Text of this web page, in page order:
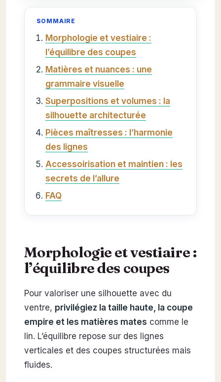
SOMMAIRE
Morphologie et vestiaire :
l’équilibre des coupes
Matières et nuances : une
grammaire visuelle
Superpositions et volumes : la
silhouette architecturée
Pièces maîtresses : l’harmonie
des lignes
Accessoirisation et maintien : les
secrets de l’allure
FAQ
Morphologie et vestiaire :
l’équilibre des coupes
Pour valoriser une silhouette avec du
ventre, privilégiez la taille haute, la coupe
empire et les matières mates comme le
lin. L’équilibre repose sur des lignes
verticales et des coupes structurées mais
fluides.